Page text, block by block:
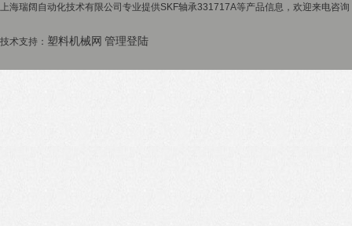
上海瑞阔自动化技术有限公司专业提供SKF轴承331717A等产品信息，欢迎来电咨
技术支持： 塑料机械网 管理登陆